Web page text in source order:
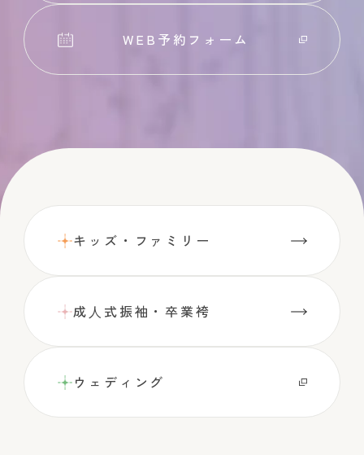
WEB予約フォーム
キッズ・ファミリー
成⼈式振袖・卒業袴
ウェディング